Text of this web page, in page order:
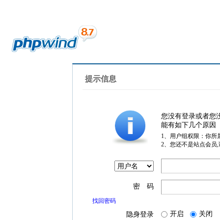
提示信息
您没有登录或者您
能有如下几个原因
1、用户组权限：你所
2、您还不是站点会员
密 码
找回密码
隐身登录 开启 关闭